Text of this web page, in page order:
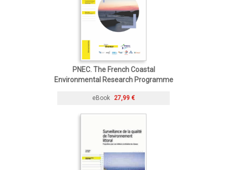
PNEC. The French Coastal
Environmental Research Programme
eBook 27,99 €